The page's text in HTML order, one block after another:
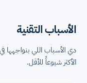
الأسباب التقنية
دي الأسباب اللي بنواجهها
الأكثر شيوعاً للأقل.